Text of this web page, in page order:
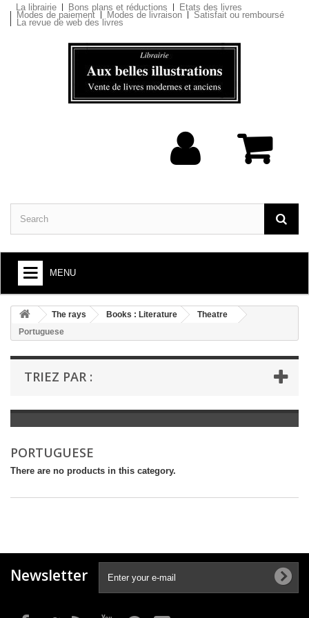
La librairie Bons plans et réductions Etats des livres
Modes de paiement Modes de livraison Satisfait ou remboursé
La revue de web des livres
MENU
+
BOOKS : ARTS AND SOCIETY
+
BOOKS : LITERATURE
+
BOOKS : YOUTH
LIVRES ANCIENS AVANT 1945
The rays Books : Literature
Theatre
Portuguese
TRIEZ PAR :
PORTUGUESE
There are no products in this category.
Newsletter